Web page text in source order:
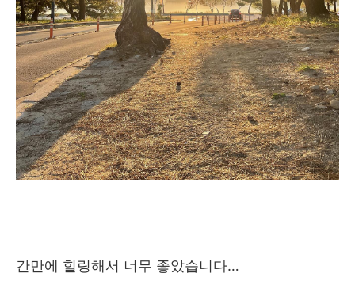
간만에 힐링해서 너무 좋았습니다…